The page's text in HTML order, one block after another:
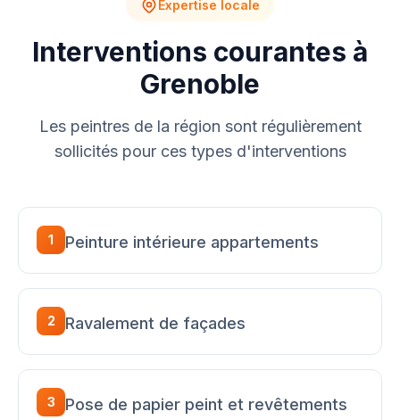
Expertise locale
Interventions courantes à
Grenoble
Les peintres de la région sont régulièrement
sollicités pour ces types d'interventions
1 Peinture intérieure appartements
2 Ravalement de façades
3
Pose de papier peint et revêtements